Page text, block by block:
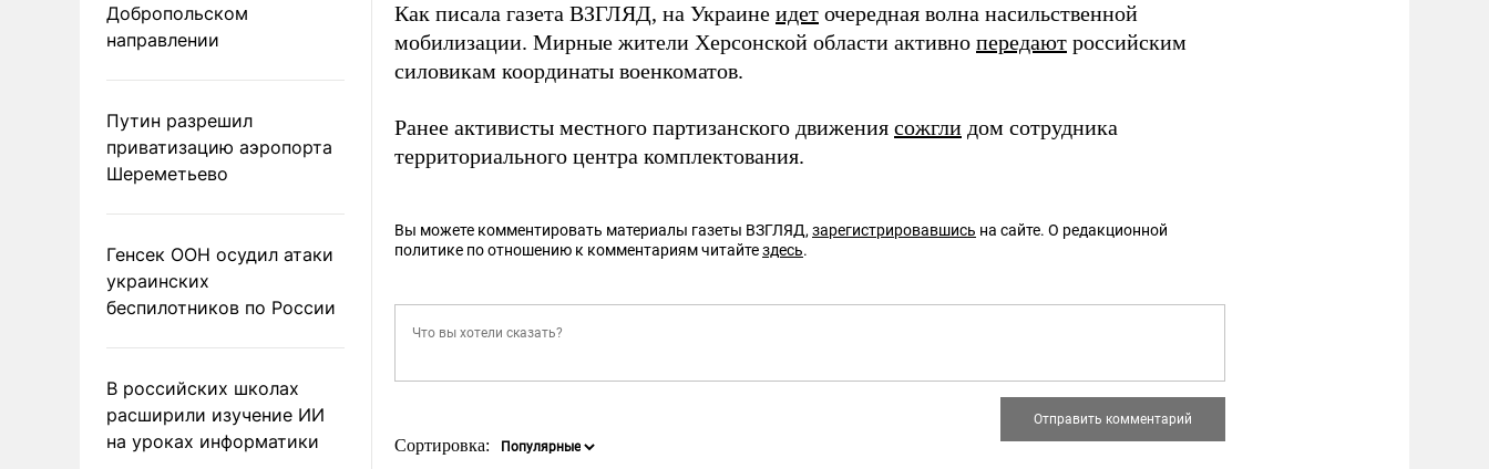
Добропольском
направлении
Путин разрешил
приватизацию аэропорта
Шереметьево
Генсек ООН осудил атаки
украинских
беспилотников по России
В российских школах
расширили изучение ИИ
на уроках информатики
Как писала газета ВЗГЛЯД, на Украине идет очередная волна насильственной
мобилизации. Мирные жители Херсонской области активно передают российским
силовикам координаты военкоматов.
Ранее активисты местного партизанского движения сожгли дом сотрудника
территориального центра комплектования.
Вы можете комментировать материалы газеты ВЗГЛЯД,зарегистрировавшись на сайте. О редакционной
политике по отношению к комментариям читайтездесь.
Сортировка: